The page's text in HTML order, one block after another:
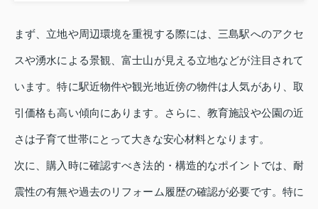
まず、立地や周辺環境を重視する際には、三島駅へのアクセ
スや湧水による景観、富士山が見える立地などが注目されて
います。特に駅近物件や観光地近傍の物件は人気があり、取
引価格も高い傾向にあります。さらに、教育施設や公園の近
さは子育て世帯にとって大きな安心材料となります。
次に、購入時に確認すべき法的・構造的なポイントでは、耐
震性の有無や過去のリフォーム履歴の確認が必要です。特に